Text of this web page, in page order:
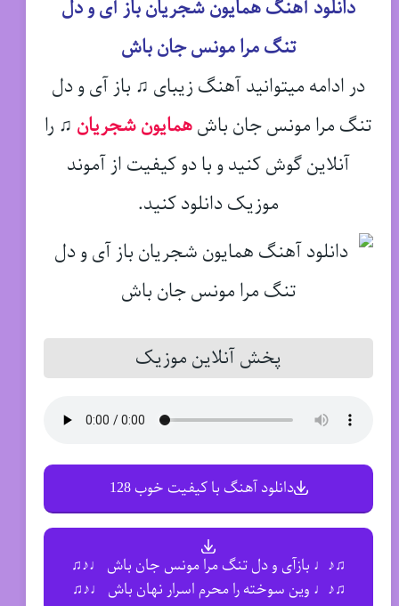
دانلود آهنگ همایون شجریان باز آی و دل
تنگ مرا مونس جان باش
در ادامه میتوانید آهنگ زیبای ♫ باز آی و دل
تنگ مرا مونس جان باشهمایون شجریان ♫ را
آنلاین گوش کنید و با دو کیفیت از آموند
موزیک دانلود کنید.
پخش آنلاین موزیک
دانلود آهنگ با کیفیت خوب 128
♫♪♩ بازآی و دل تنگ مرا مونس جان باش ♩♪♫
♫♪♩ وین سوخته را محرم اسرار نهان باش ♩♪♫